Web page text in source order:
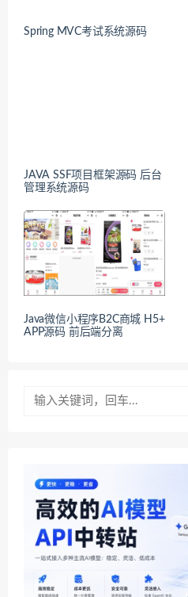
Spring MVC考试系统源码
JAVA SSF项目框架源码 后台
管理系统源码
Java微信小程序B2C商城 H5+
APP源码 前后端分离